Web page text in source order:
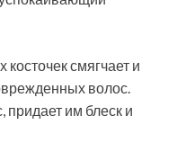
смягчает и
волос.
придает им блеск и